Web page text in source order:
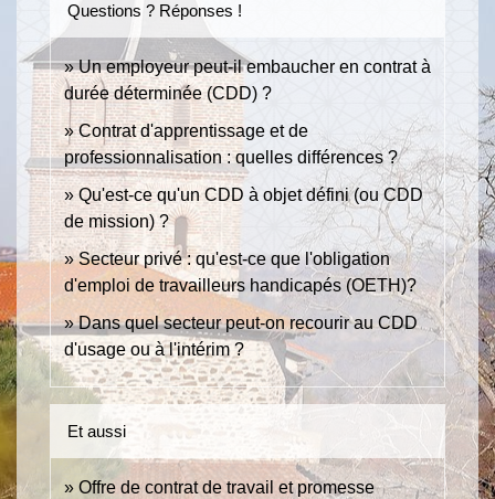
Questions ? Réponses !
Un employeur peut-il embaucher en contrat à
durée déterminée (CDD) ?
Contrat d'apprentissage et de
professionnalisation : quelles différences ?
Qu'est-ce qu'un CDD à objet défini (ou CDD
de mission) ?
Secteur privé : qu'est-ce que l'obligation
d'emploi de travailleurs handicapés (OETH)?
Dans quel secteur peut-on recourir au CDD
d'usage ou à l'intérim ?
Et aussi
Offre de contrat de travail et promesse